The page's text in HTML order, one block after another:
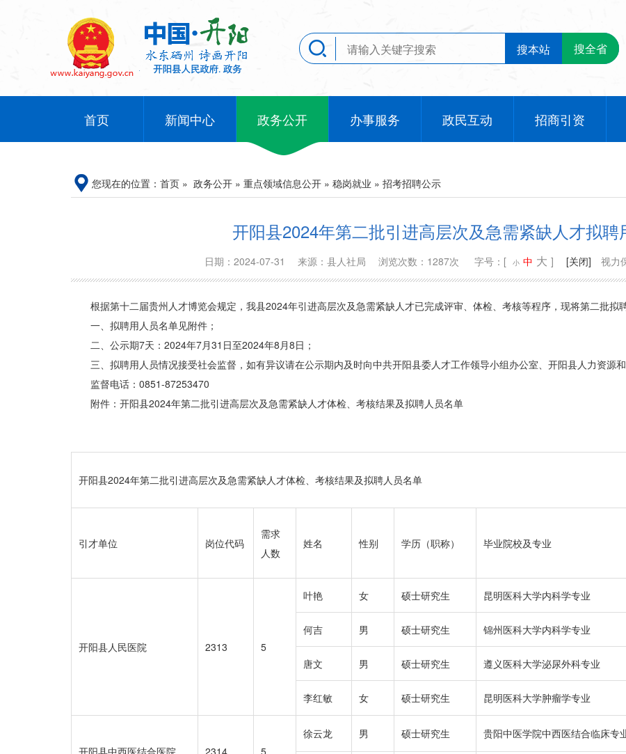
搜本站 搜全省
首页 新闻中心 政务公开 办事服务 政民互动 招商引资
您现在的位置： 首页 » 政务公开 » 重点领域信息公开 » 稳岗就业 » 招考招聘公示
开阳县2024年第二批引进高层次及急需紧缺人才拟聘
日期：2024-07-31 来源：县人社局 浏览次数：1287次 字号：[ 小 中 大 ] [关闭] 视力
根据第十二届贵州人才博览会规定，我县2024年引进高层次及急需紧缺人才已完成评审、体检、考核等程序，现将第二批拟
一、拟聘用人员名单见附件；
二、公示期7天：2024年7月31日至2024年8月8日；
三、拟聘用人员情况接受社会监督，如有异议请在公示期内及时向中共开阳县委人才工作领导小组办公室、开阳县人力资源和
监督电话：0851-87253470
附件：开阳县2024年第二批引进高层次及急需紧缺人才体检、考核结果及拟聘人员名单
开阳县2024年第二批引进高层次及急需紧缺人才体检、考核结果及拟聘人员名单
引才单位 岗位代码
需求
人数
姓名 性别 学历（职称） 毕业院校及专业
开阳县人民医院 2313 5
叶艳 女 硕士研究生 昆明医科大学内科学专业
何吉 男 硕士研究生 锦州医科大学内科学专业
唐文 男 硕士研究生 遵义医科大学泌尿外科专业
李红敏 女 硕士研究生 昆明医科大学肿瘤学专业
开阳县中西医结合医院 2314 5
徐云龙 男 硕士研究生 贵阳中医学院中西医结合临床专